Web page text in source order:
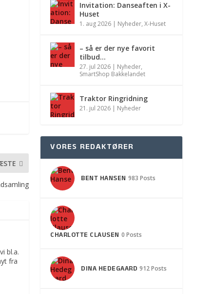
bl.a.
fra
Invitation: Danseaften i X-
Huset
1. aug 2026 Nyheder,X-Huset
– så er der nye favorit
tilbud…
27. jul 2026 Nyheder,
SmartShop Bakkelandet
Traktor Ringridning
21. jul 2026 Nyheder
VORES REDAKTØRER
BENT HANSEN 983 Posts
CHARLOTTE CLAUSEN 0 Posts
DINA HEDEGAARD 912 Posts